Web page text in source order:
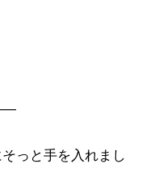
っと手を入れまし